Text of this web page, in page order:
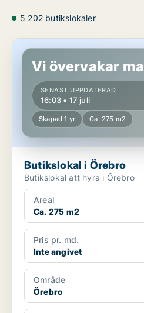
5 202 butikslokaler
Butikslokal i Örebro
Vi övervakar
SENAST UPPDATERAD
16:03 • 17 juli
Skapad 1 yr Ca. 275 m2
Butikslokal i Örebro
Butikslokal att hyra i Örebro
Areal
Ca. 275 m2
Pris pr. md.
Inte angivet
Område
Örebro